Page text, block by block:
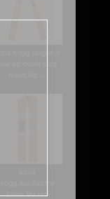
talaio filo oro